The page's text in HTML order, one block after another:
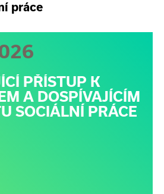
práce
PŘÍSTUP K
A DOSPÍVAJÍCÍM
SOCIÁLNÍ PRÁCE